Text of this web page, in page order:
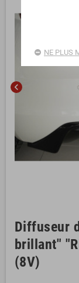
chevron_left
Diffuseur
brillant"
(8V)
NE PLUS